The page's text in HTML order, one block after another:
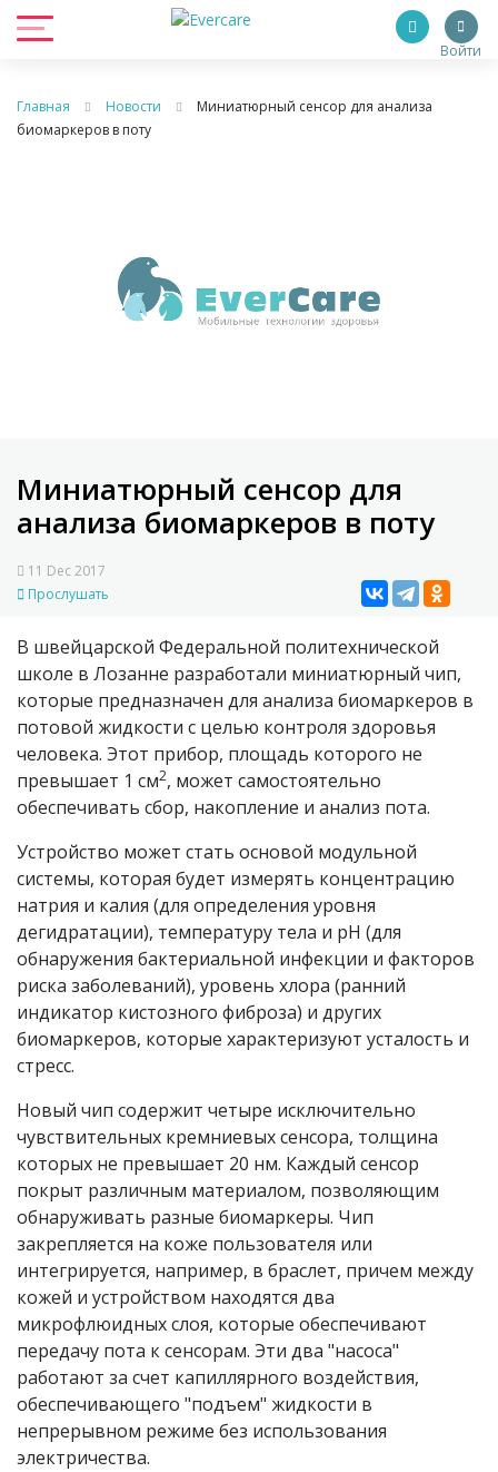
Войти
Главная Новости
Миниатюрный сенсор для анализа
биомаркеров в поту
Миниатюрный сенсор для
анализа биомаркеров в поту
11 Dec 2017
Прослушать
В швейцарской Федеральной политехнической
школе в Лозанне разработали миниатюрный чип,
которые предназначен для анализа биомаркеров в
потовой жидкости с целью контроля здоровья
человека. Этот прибор, площадь которого не
превышает 1 см2, может самостоятельно
обеспечивать сбор, накопление и анализ пота.
Устройство может стать основой модульной
системы, которая будет измерять концентрацию
натрия и калия (для определения уровня
дегидратации), температуру тела и pH (для
обнаружения бактериальной инфекции и факторов
риска заболеваний), уровень хлора (ранний
индикатор кистозного фиброза) и других
биомаркеров, которые характеризуют усталость и
стресс.
Новый чип содержит четыре исключительно
чувствительных кремниевых сенсора, толщина
которых не превышает 20 нм. Каждый сенсор
покрыт различным материалом, позволяющим
обнаруживать разные биомаркеры. Чип
закрепляется на коже пользователя или
интегрируется, например, в браслет, причем между
кожей и устройством находятся два
микрофлюидных слоя, которые обеспечивают
передачу пота к сенсорам. Эти два "насоса"
работают за счет капиллярного воздействия,
обеспечивающего "подъем" жидкости в
непрерывном режиме без использования
электричества.